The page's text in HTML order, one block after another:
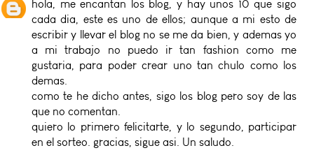
hola, me encantan los blog, y hay unos 10 que sigo
cada dia, este es uno de ellos; aunque a mi esto de
escribir y llevar el blog no se me da bien, y ademas yo
a mi trabajo no puedo ir tan fashion como me
gustaria, para poder crear uno tan chulo como los
demas.
como te he dicho antes, sigo los blog pero soy de las
que no comentan.
quiero lo primero felicitarte, y lo segundo, participar
en el sorteo. gracias, sigue asi. Un saludo.